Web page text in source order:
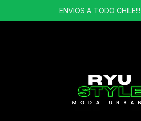
ENVIOS A TODO CHILE!!!